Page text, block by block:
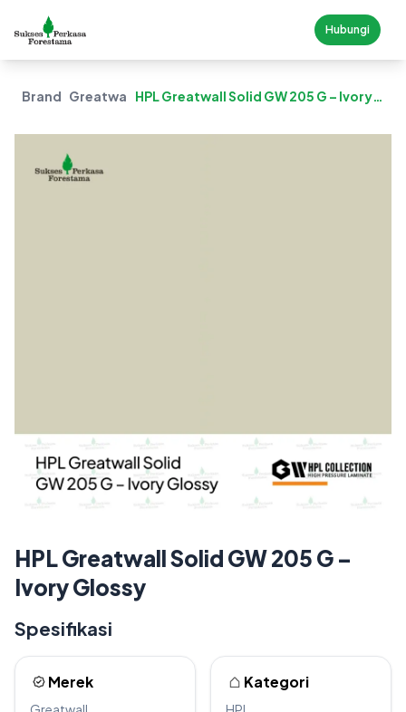
Hubungi
Brand Greatwall
HPL Greatwall Solid GW 205 G – Ivory
HPL Greatwall Solid GW 205 G –
Ivory Glossy
Spesifikasi
Merek Kategori